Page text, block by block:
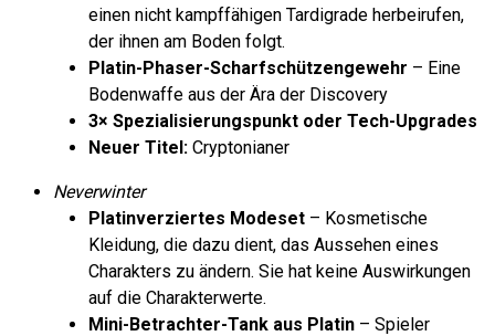
einen nicht kampffähigen Tardigrade herbeirufen,
der ihnen am Boden folgt.
Platin-Phaser-Scharfschützengewehr – Eine
Bodenwaffe aus der Ära der Discovery
3× Spezialisierungspunkt oder Tech-Upgrades
Neuer Titel: Cryptonianer
Neverwinter
Platinverziertes Modeset – Kosmetische
Kleidung, die dazu dient, das Aussehen eines
Charakters zu ändern. Sie hat keine Auswirkungen
auf die Charakterwerte.
Mini-Betrachter-Tank aus Platin – Spieler